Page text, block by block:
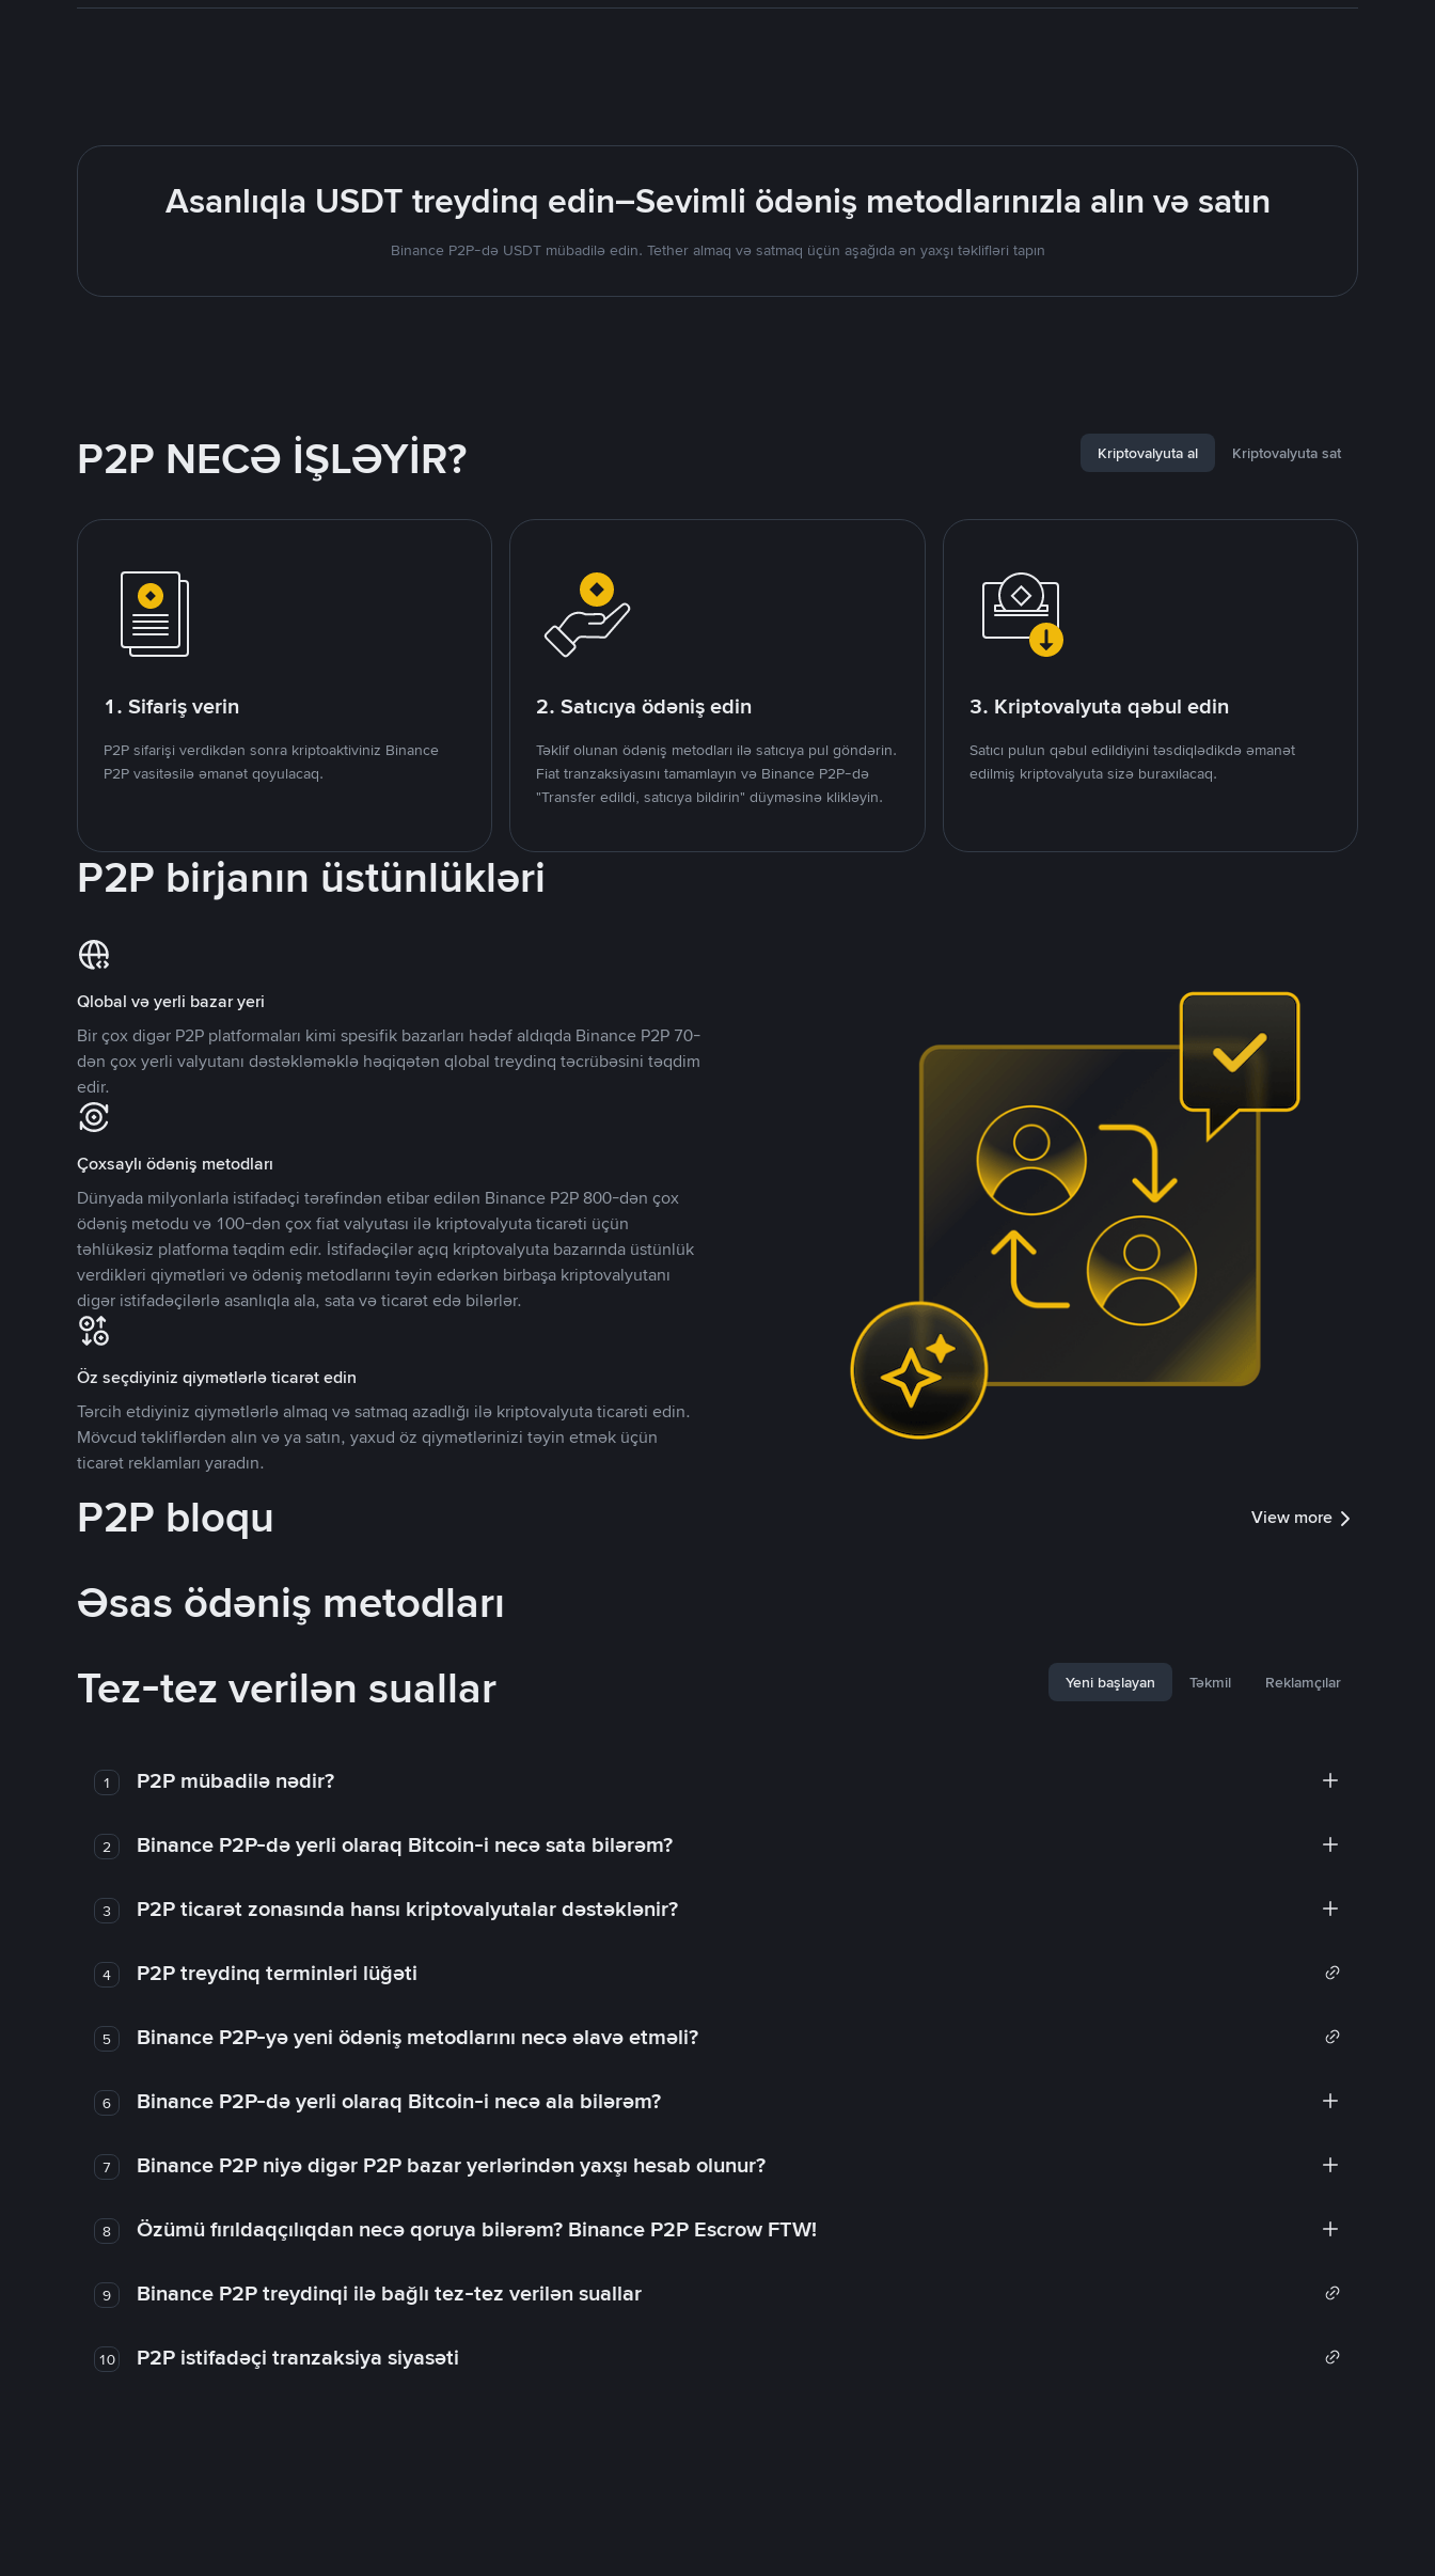
Asanlıqla USDT treydinq edin–Sevimli ödəniş metodlarınızla alın və satın
Binance P2P-də USDT mübadilə edin. Tether almaq və satmaq üçün aşağıda ən yaxşı təklifləri tapın
P2P NECƏ İŞLƏYİR? Kriptovalyuta al Kriptovalyuta sat
1. Sifariş verin
P2P sifarişi verdikdən sonra kriptoaktiviniz Binance
P2P vasitəsilə əmanət qoyulacaq.
2. Satıcıya ödəniş edin
Təklif olunan ödəniş metodları ilə satıcıya pul göndərin.
Fiat tranzaksiyasını tamamlayın və Binance P2P-də
"Transfer edildi, satıcıya bildirin" düyməsinə klikləyin.
3. Kriptovalyuta qəbul edin
Satıcı pulun qəbul edildiyini təsdiqlədikdə əmanət
edilmiş kriptovalyuta sizə buraxılacaq.
P2P birjanın üstünlükləri
Qlobal və yerli bazar yeri
Bir çox digər P2P platformaları kimi spesifik bazarları hədəf aldıqda Binance P2P 70-
dən çox yerli valyutanı dəstəkləməklə həqiqətən qlobal treydinq təcrübəsini təqdim
edir.
Çoxsaylı ödəniş metodları
Dünyada milyonlarla istifadəçi tərəfindən etibar edilən Binance P2P 800-dən çox
ödəniş metodu və 100-dən çox fiat valyutası ilə kriptovalyuta ticarəti üçün
təhlükəsiz platforma təqdim edir. İstifadəçilər açıq kriptovalyuta bazarında üstünlük
verdikləri qiymətləri və ödəniş metodlarını təyin edərkən birbaşa kriptovalyutanı
digər istifadəçilərlə asanlıqla ala, sata və ticarət edə bilərlər.
Öz seçdiyiniz qiymətlərlə ticarət edin
Tərcih etdiyiniz qiymətlərlə almaq və satmaq azadlığı ilə kriptovalyuta ticarəti edin.
Mövcud təkliflərdən alın və ya satın, yaxud öz qiymətlərinizi təyin etmək üçün
ticarət reklamları yaradın.
P2P bloqu View more
Əsas ödəniş metodları
Tez-tez verilən suallar
Yeni başlayan Təkmil Reklamçılar
1 P2P mübadilə nədir?
2 Binance P2P-də yerli olaraq Bitcoin-i necə sata bilərəm?
3 P2P ticarət zonasında hansı kriptovalyutalar dəstəklənir?
4 P2P treydinq terminləri lüğəti
5 Binance P2P-yə yeni ödəniş metodlarını necə əlavə etməli?
6 Binance P2P-də yerli olaraq Bitcoin-i necə ala bilərəm?
7 Binance P2P niyə digər P2P bazar yerlərindən yaxşı hesab olunur?
8 Özümü fırıldaqçılıqdan necə qoruya bilərəm? Binance P2P Escrow FTW!
9 Binance P2P treydinqi ilə bağlı tez-tez verilən suallar
10 P2P istifadəçi tranzaksiya siyasəti